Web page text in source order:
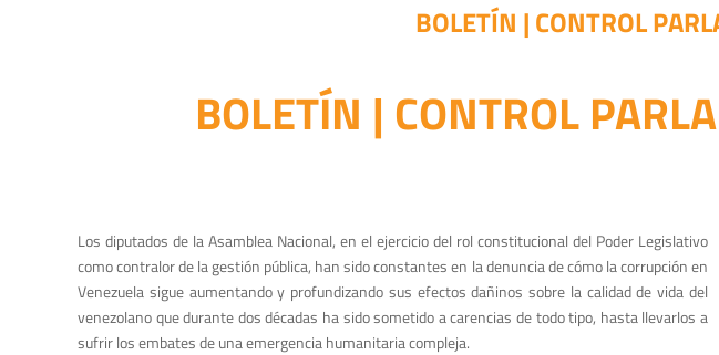
BOLETÍN | CONTROL
BOLETÍN | CONTROL
Los diputados de la Asamblea Nacional, en el ejercicio del rol constitucional del Poder Legislativo
como contralor de la gestión pública, han sido constantes en ladenuncia de cómo la corrupción en
Venezuela sigue aumentando y profundizando sus efectos dañinos sobre la calidad de vida del
venezolano que durante dos décadas ha sido sometido a carencias de todo tipo, hasta llevarlos a
sufrir los embatesde una emergencia humanitaria compleja.